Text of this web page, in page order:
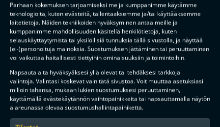
Parhaan kokemuksen tarjoamiseksi me ja kumppanimme käytämme
teknologioita, kuten evästeitä, tallentaaksemme ja/tai käyttääksemme
laitetietoja. Näiden tekniikoiden hyväksyminen antaa meille ja
kumppanimme mahdollisuuden käsitellä henkilötietoja, kuten
selauskäyttäytymistä tai yksilöllisiä tunnuksia tällä sivustolla, ja näyttää
(ei-)personoituja mainoksia. Suostumuksen jättäminen tai peruuttaminen
voi vaikuttaa haitallisesti tiettyihin ominaisuuksiin ja toimintoihin.
Napsauta alta hyväksyäksesi yllä olevat tai tehdäksesi tarkkoja
valintoja. Valintasi koskevat vain tätä sivustoa. Voit muuttaa asetuksiasi
milloin tahansa, mukaan lukien suostumuksesi peruuttaminen,
käyttämällä evästekäytännön vaihtopainikkeita tai napsauttamalla näytön
alareunassa olevaa suostumushallintapainiketta.
FINAALIUUSINTA PORISSA, HUIPPUPELEJÄ ESPOOSSA – F-
LIIGAN PRESEASON TARJOILEE TUHDIN KATTAUKSEN
HUIPPUVIIHDETTÄ
Tilaa uutiskirje
Saat kirjeen noin kerran kuukaudessa F-liigakauden alusta
ratkaisuhetkiin asti.